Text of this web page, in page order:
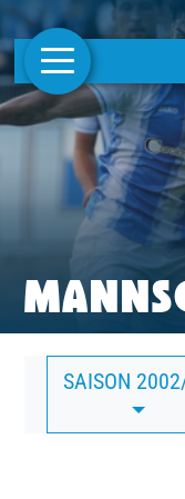
AKTUELLES
1.
FRAUEN
CAMPUS
CLUB
BUSINESS
SAISON